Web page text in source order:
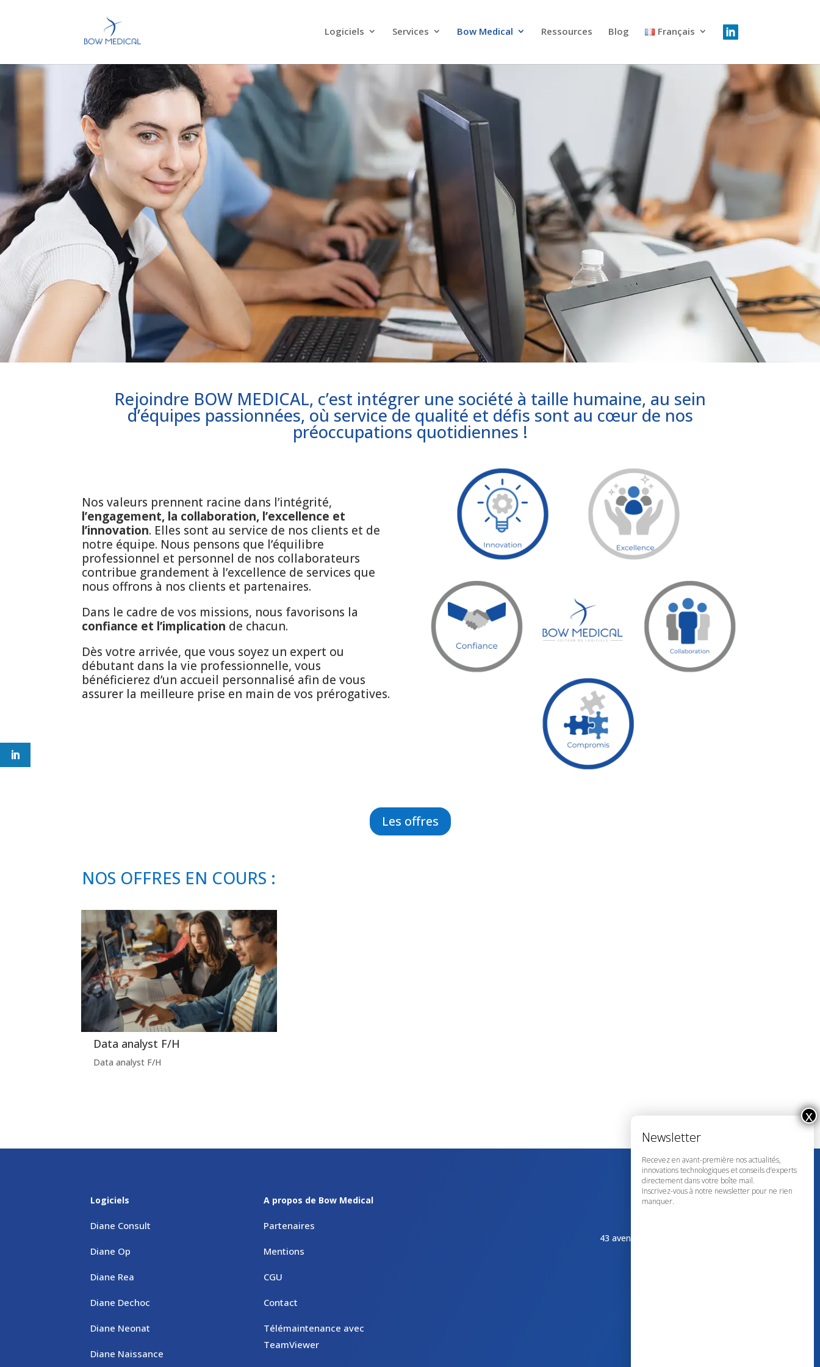
Logiciels Services Bow Medical Ressources Blog Français
Rejoindre BOW MEDICAL, c’est intégrer une société à taille humaine, au sein
d’équipes passionnées, où service de qualité et défis sont au cœur de nos
préoccupations quotidiennes !
Nos valeurs prennent racine dans l’intégrité,
l’engagement, la collaboration, l’excellence et
l’innovation. Elles sont au service de nos clients et de
notre équipe. Nous pensons que l’équilibre
professionnel et personnel de nos collaborateurs
contribue grandement à l’excellence de services que
nous offrons à nos clients et partenaires.
Dans le cadre de vos missions, nous favorisons la
confiance et l’implication de chacun.
Dès votre arrivée, que vous soyez un expert ou
débutant dans la vie professionnelle, vous
bénéficierez d’un accueil personnalisé afin de vous
assurer la meilleure prise en main de vos prérogatives.
Les offres
NOS OFFRES EN COURS :
Data analyst F/H
Data analyst F/H
Logiciels
Diane Consult
Diane Op
Diane Rea
Diane Dechoc
Diane Neonat
Diane Naissance
A propos de Bow Medical
Partenaires
Mentions
CGU
Contact
Télémaintenance avec
TeamViewer
43 avenue d’Italie – 80090 AMIENS
Recevez en avant-première nos actualités,
innovations technologiques et conseils d’experts
directement dans votre boîte mail.
Inscrivez-vous à notre newsletter pour ne rien
manquer.